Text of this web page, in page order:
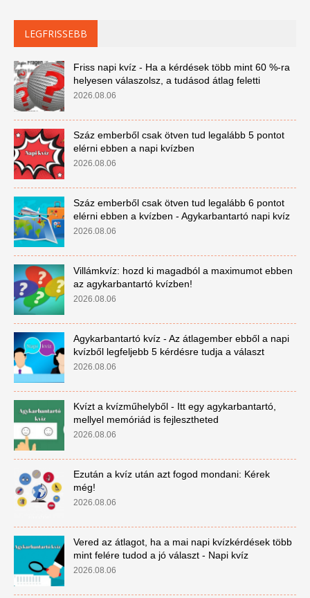
LEGFRISSEBB
Friss napi kvíz - Ha a kérdések több mint 60 %-ra
helyesen válaszolsz, a tudásod átlag feletti
2026.08.06
Száz emberből csak ötven tud legalább 5 pontot
elérni ebben a napi kvízben
2026.08.06
Száz emberből csak ötven tud legalább 6 pontot
elérni ebben a kvízben - Agykarbantartó napi kvíz
2026.08.06
Villámkvíz: hozd ki magadból a maximumot ebben
az agykarbantartó kvízben!
2026.08.06
Agykarbantartó kvíz - Az átlagember ebből a napi
kvízből legfeljebb 5 kérdésre tudja a választ
2026.08.06
Kvízt a kvízműhelyből - Itt egy agykarbantartó,
mellyel memóriád is fejlesztheted
2026.08.06
Ezután a kvíz után azt fogod mondani: Kérek
még!
2026.08.06
Vered az átlagot, ha a mai napi kvízkérdések több
mint felére tudod a jó választ - Napi kvíz
2026.08.06